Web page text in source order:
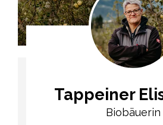
Tappeiner
Biobäuerin